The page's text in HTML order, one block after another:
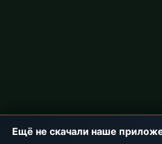
Ещё не скачали наше